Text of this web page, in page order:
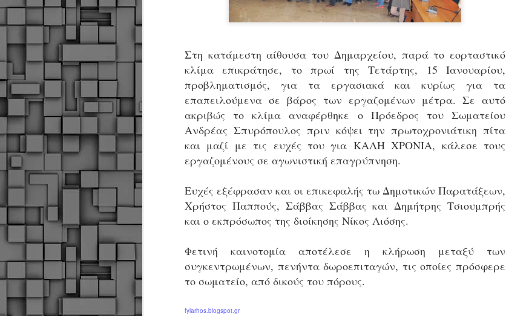
Στη κατάμεστη αίθουσα του Δημαρχείου, παρά το εορταστικό
κλίμα επικράτησε, το πρωί της Τετάρτης, 15 Ιανουαρίου,
προβληματισμός, για τα εργασιακά και κυρίως για τα
επαπειλούμενα σε βάρος των εργαζομένων μέτρα. Σε αυτό
ακριβώς το κλίμα αναφέρθηκε ο Πρόεδρος του Σωματείου
Ανδρέας Σπυρόπουλος πριν κόψει την πρωτοχρονιάτικη πίτα
και μαζί με τις ευχές του για ΚΑΛΗ ΧΡΟΝΙΑ, κάλεσε τους
εργαζομένους σε αγωνιστική επαγρύπνηση.
Ευχές εξέφρασαν και οι επικεφαλής τω Δημοτικών Παρατάξεων,
Χρήστος Παππούς, Σάββας Σάββας και Δημήτρης Τσιουμπρής
και ο εκπρόσωπος της διοίκησης Νίκος Λιόσης.
Φετινή καινοτομία αποτέλεσε η κλήρωση μεταξύ των
συγκεντρωμένων, πενήντα δωροεπιταγών, τις οποίες πρόσφερε
το σωματείο, από δικούς του πόρους.
fylarhos.blogspot.gr
σε δήμους της χώρας. Το Dimastin, αναζητεί σχετικό
φωτογραφικό υλικό στο διαδίκτυο και σας το παρουσιάζει σε
φωτογραφικό τους υλικό στο dimasthes@gmail.gr ώστε να το
δημοσιεύουμε εδώ, άμεσα.
MAR
18
Θεσσαλονίκη: Ορκίστηκαν οι 75 νέοι δημοτικοί
αστυνομικοί – Τι τους ζήτησε ο Αγγελούδης
Ενισχύεται το έργο της δημοτικής αστυνομίας στο δήμο
Θεσσαλονίκης καθώς το πρωί της Τετάρτης 18 Μαρτίου
ορκίστηκαν οι 75 νέοι δημοτικοί αστυνομικοί.
δημοτική αστυνομία. Θα είναι πιο κοντά στον πολίτη. Είχα την
ευκαιρία να είμαι σήμερα στην ορκωμοσία τους.
17
νεοπροσληφθέντων Δημοτικών Αστυνομικών στους
δήμους και οι ορκωμοσίες τους - Πλήρες
Φωτογραφικό ρεπορτάζ
Μεγάλες μέρες ζει ο "οργανισμός" της Δημοτικής Αστυνομίας!